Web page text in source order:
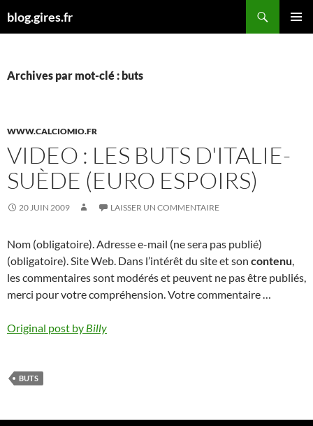
aublog.gires.fr
Archives par mot-clé : buts
WWW.CALCIOMIO.FR
VIDEO : LES BUTS D'ITALIE-
SUÈDE (EURO ESPOIRS)
20 JUIN 2009 LAISSER UN COMMENTAIRE
Nom (obligatoire). Adresse e-mail (ne sera pas publié)
(obligatoire). Site Web. Dans l’intérêt du site et son contenu,
les commentaires sont modérés et peuvent ne pas être publiés,
merci pour votre compréhension. Votre commentaire …
Original post by Billy
BUTS